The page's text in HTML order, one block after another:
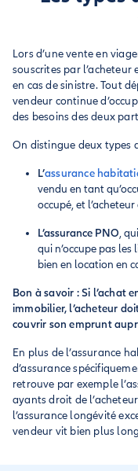
Lors d’une vente en
souscrites par
en cas de sinistre. Tout
vendeur continue
des besoins des deux
On distingue deux types
L’assurance
vendu en tant
occupé, et
L’assurance PNO,
qui n’occupe pas les
bien en location en
Bon à savoir : Si l’achat
immobilier, l’acheteur
couvrir son emprunt
En plus de l’assurance
d’assurance
retrouve par exemple
ayants droit de
l’assurance longévité
vendeur vit bien plus